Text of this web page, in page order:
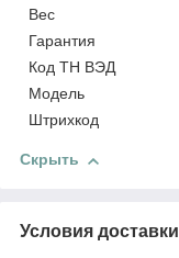
Вес
Гарантия
Код ТН ВЭД
Модель
Штрихкод
Скрыть
Условия доставки